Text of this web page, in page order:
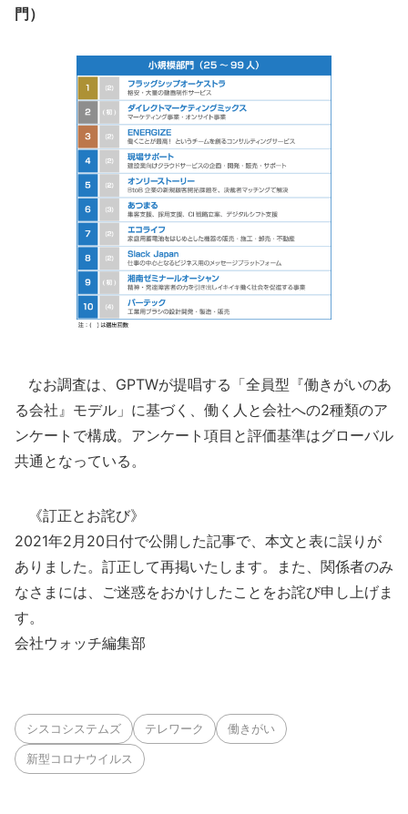
門）
なお調査は、GPTWが提唱する「全員型『働きがいのあ
る会社』モデル」に基づく、働く人と会社への2種類のア
ンケートで構成。アンケート項目と評価基準はグローバル
共通となっている。
《訂正とお詫び》
2021年2月20日付で公開した記事で、本文と表に誤りが
ありました。訂正して再掲いたします。また、関係者のみ
なさまには、ご迷惑をおかけしたことをお詫び申し上げま
す。
会社ウォッチ編集部
シスコシステムズ テレワーク 働きがい
新型コロナウイルス